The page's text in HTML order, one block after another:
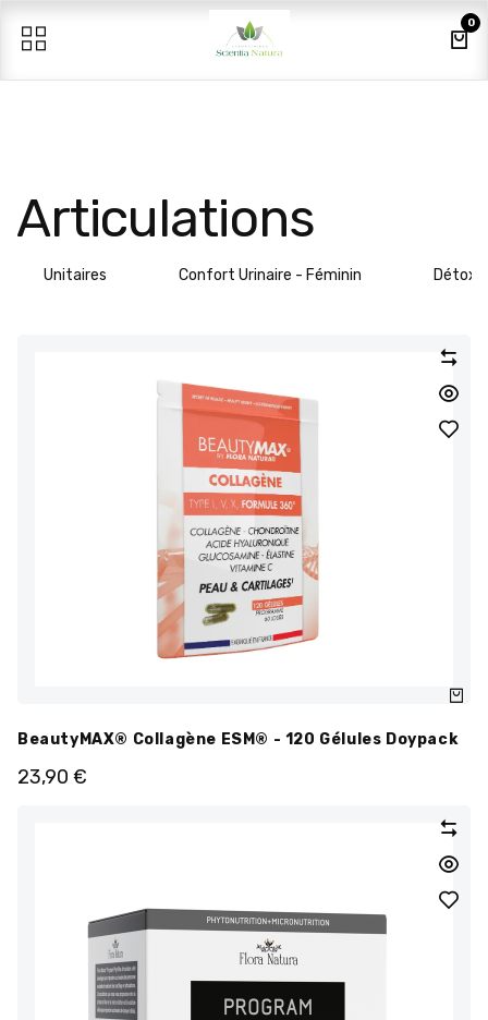
0
Articulations
Unitaires Confort Urinaire - Féminin Détox
BeautyMAX® Collagène ESM® - 120 Gélules Doypack
23,90 €